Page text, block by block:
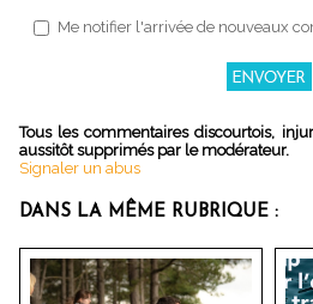
Me notifier l'arrivée de nouveaux
Tous les commentaires discourtois,
aussitôt supprimés par le modérateur.
Signaler un abus
DANS LA MÊME RUBRIQUE :